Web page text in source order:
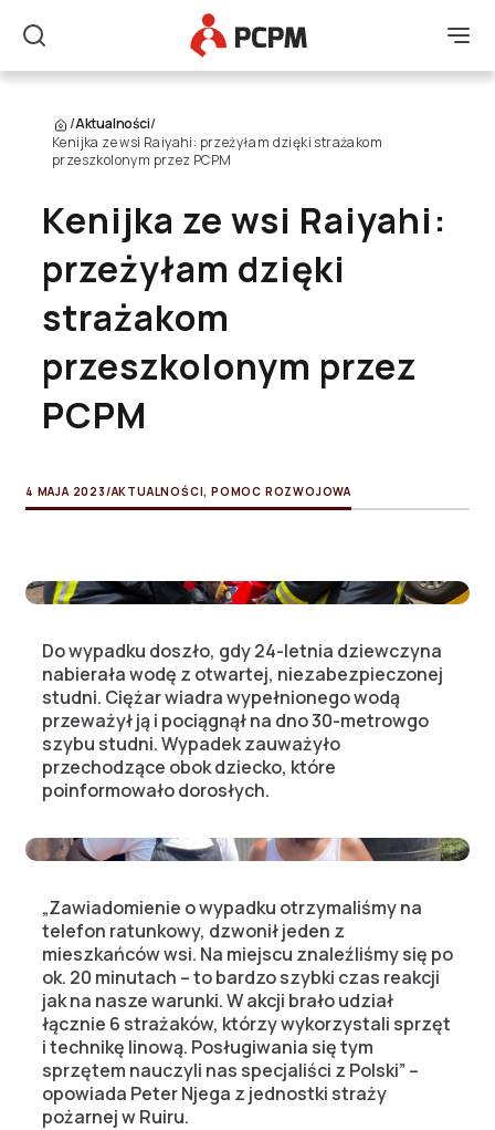
Szukaj
Główne Logo
/Aktualności/
Kenijka ze wsi Raiyahi: przeżyłam dzięki strażakom
przeszkolonym przez PCPM
Kenijka ze wsi Raiyahi:
przeżyłam dzięki
strażakom
przeszkolonym przez
PCPM
4 MAJA 2023 /AKTUALNOŚCI,POMOC ROZWOJOWA
Do wypadku doszło, gdy 24-letnia dziewczyna
nabierała wodę z otwartej, niezabezpieczonej
studni. Ciężar wiadra wypełnionego wodą
przeważył ją i pociągnął na dno 30-metrowgo
szybu studni. Wypadek zauważyło
przechodzące obok dziecko, które
poinformowało dorosłych.
„Zawiadomienie o wypadku otrzymaliśmy na
telefon ratunkowy, dzwonił jeden z
mieszkańców wsi. Na miejscu znaleźliśmy się po
ok. 20 minutach – to bardzo szybki czas reakcji
jak na nasze warunki. W akcji brało udział
łącznie 6 strażaków, którzy wykorzystali sprzęt
i technikę linową. Posługiwania się tym
sprzętem nauczyli nas specjaliści z Polski” –
opowiada Peter Njega z jednostki straży
pożarnej w Ruiru.